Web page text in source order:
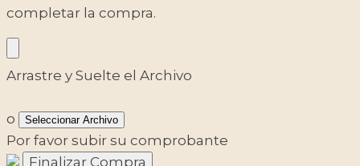
completar la compra.
Arrastre y Suelte el Archivo
o Seleccionar Archivo
Por favor subir su comprobante